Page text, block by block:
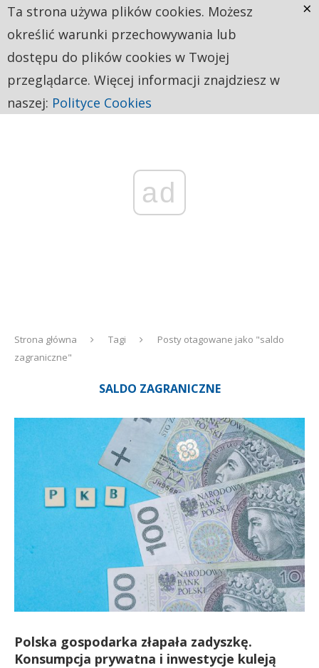
ad
Strona główna Tagi
Posty otagowane jako "saldo
zagraniczne"
SALDO ZAGRANICZNE
Polska gospodarka złapała zadyszkę.
Konsumpcja prywatna i inwestycje kuleją
Ta strona używa plików cookies. Możesz
określić warunki przechowywania lub
dostępu do plików cookies w Twojej
przeglądarce. Więcej informacji znajdziesz w
naszej: Polityce Cookies
×